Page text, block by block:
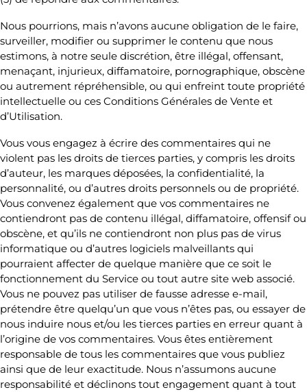
Nous pourrions, mais n’avons aucune obligation de le faire,
surveiller, modifier ou supprimer le contenu que nous
estimons, à notre seule discrétion, être illégal, offensant,
menaçant, injurieux, diffamatoire, pornographique, obscène
ou autrement répréhensible, ou qui enfreint toute propriété
intellectuelle ou ces Conditions Générales de Vente et
d’Utilisation.
Vous vous engagez à écrire des commentaires qui ne
violent pas les droits de tierces parties, y compris les droits
d’auteur, les marques déposées, la confidentialité, la
personnalité, ou d’autres droits personnels ou de propriété.
Vous convenez également que vos commentaires ne
contiendront pas de contenu illégal, diffamatoire, offensif ou
obscène, et qu’ils ne contiendront non plus pas de virus
informatique ou d’autres logiciels malveillants qui
pourraient affecter de quelque manière que ce soit le
fonctionnement du Service ou tout autre site web associé.
Vous ne pouvez pas utiliser de fausse adresse e-mail,
prétendre être quelqu’un que vous n’êtes pas, ou essayer de
nous induire nous et/ou les tierces parties en erreur quant à
l’origine de vos commentaires. Vous êtes entièrement
responsable de tous les commentaires que vous publiez
ainsi que de leur exactitude. Nous n’assumons aucune
responsabilité et déclinons tout engagement quant à tout